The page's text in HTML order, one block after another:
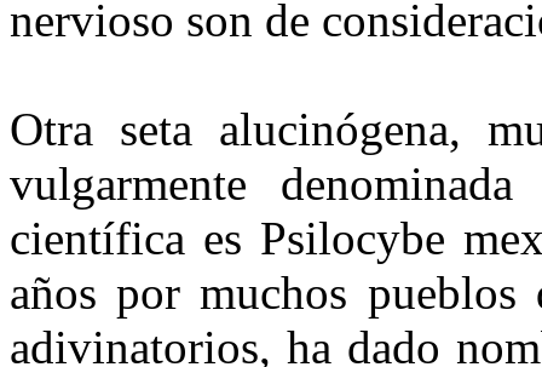
nervioso son de
Otra seta alucinógena,
vulgarmente
científica es Psilocybe
años por muchos
adivinato­rios, ha dado